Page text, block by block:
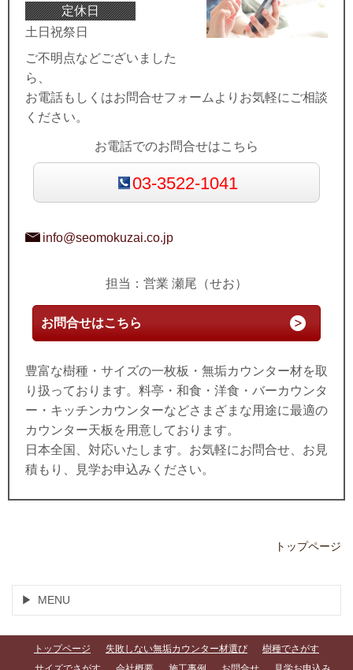
定休日
土日祝祭日
ご不明点などございました
ら、
お電話もしくはお問合せフォームよりお気軽にご相談
ください。
お電話でのお問合せはこちら
03-3522-1041
info@seomokuzai.co.jp
担当：営業 瀬尾（せお）
お問合せはこちら
豊富な樹種・サイズの一枚板・無垢カウンター材を取
り扱っております。料亭・和食・洋食・バーカウンタ
ー・キッチンカウンターなどさまざまな用途に最適の
カウンター天板を用意しております。
日本全国、対応いたします。お気軽にお問合せ、お見
積もり、見学お申込みください。
トップページ
MENU
トップページ 失敗しない無垢カウンター材選び
樹種でさがす